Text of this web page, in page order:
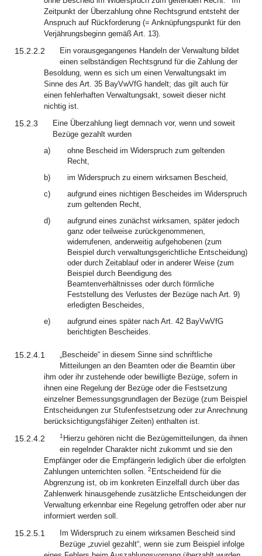
Zeitpunkt der Überzahlung ohne Rechtsgrund entsteht der
Anspruch auf Rückforderung (= Anknüpfungspunkt für den
Verjährungsbeginn gemäß Art. 13).
15.2.2.2
Ein vorausgegangenes Handeln der Verwaltung bildet
einen selbständigen Rechtsgrund für die Zahlung der
Besoldung, wenn es sich um einen Verwaltungsakt im
Sinne des Art. 35 BayVwVfG handelt; das gilt auch für
einen fehlerhaften Verwaltungsakt, soweit dieser nicht
nichtig ist.
15.2.3
Eine Überzahlung liegt demnach vor, wenn und soweit
Bezüge gezahlt wurden
a)
ohne Bescheid im Widerspruch zum geltenden
Recht,
b)
im Widerspruch zu einem wirksamen Bescheid,
c)
aufgrund eines nichtigen Bescheides im Widerspruch
zum geltenden Recht,
d)
aufgrund eines zunächst wirksamen, später jedoch
ganz oder teilweise zurückgenommenen,
widerrufenen, anderweitig aufgehobenen (zum
Beispiel durch verwaltungsgerichtliche Entscheidung)
oder durch Zeitablauf oder in anderer Weise (zum
Beispiel durch Beendigung des
Beamtenverhältnisses oder durch förmliche
Feststellung des Verlustes der Bezüge nach Art. 9)
erledigten Bescheides,
e)
aufgrund eines später nach Art. 42 BayVwVfG
berichtigten Bescheides.
15.2.4.1
„Bescheide“ in diesem Sinne sind schriftliche
Mitteilungen an den Beamten oder die Beamtin über
ihm oder ihr zustehende oder bewilligte Bezüge, sofern in
ihnen eine Regelung der Bezüge oder die Festsetzung
einzelner Bemessungsgrundlagen der Bezüge (zum Beispiel
Entscheidungen zur Stufenfestsetzung oder zur Anrechnung
berücksichtigungsfähiger Zeiten) enthalten ist.
15.2.4.2 1 Hierzu gehören nicht die Bezügemitteilungen, da ihnen
ein regelnder Charakter nicht zukommt und sie den
Empfänger oder die Empfängerin lediglich über die erfolgten
Zahlungen unterrichten sollen. 2 Entscheidend für die
Abgrenzung ist, ob im konkreten Einzelfall durch über das
Zahlenwerk hinausgehende zusätzliche Entscheidungen der
Verwaltung erkennbar eine Regelung getroffen oder aber nur
informiert werden soll.
15.2.5.1
Im Widerspruch zu einem wirksamen Bescheid sind
Bezüge „zuviel gezahlt“, wenn sie zum Beispiel infolge